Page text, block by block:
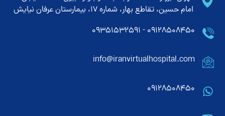
امام حسین، تقاطع بهار، شماره 17، بیمارستان عرفان نیایش
۰۹۱۲۸۵۰۸۴۵۰ - ۰۹۳۵۱۵۳۲۵۹۱
info@iranvirtualhospital.com
09128508450